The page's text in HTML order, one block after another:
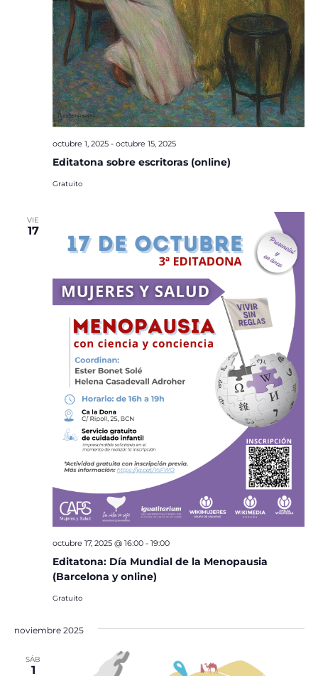
Editatona sobre escritoras (online)
octubre 1, 2025- octubre 15, 2025
Gratuito
VIE
17
Editatona: Día Mundial de la Menopausia
(Barcelona y online)
octubre 17, 2025 @ 16:00- 19:00
Gratuito
noviembre 2025
SÁB
1